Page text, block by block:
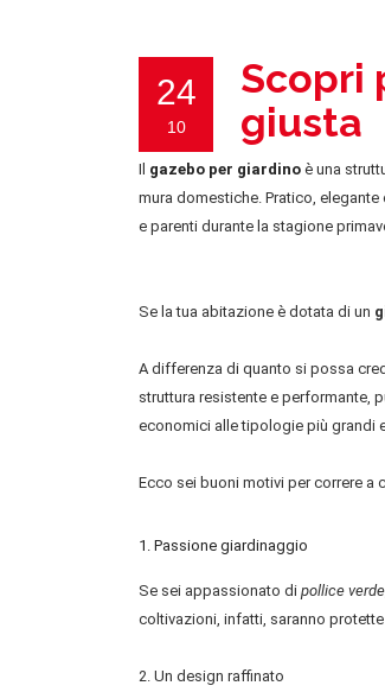
24
10
Scopri
giusta
Il gazebo per giardino è una
mura domestiche. Pratico, elegante
e parenti durante la stagione
Se la tua abitazione è dotata di un
A differenza di quanto si possa
struttura resistente e performante,
economici alle tipologie più grandi
Ecco sei buoni motivi per correre a
1. Passione giardinaggio
Se sei appassionato di pollice verde
coltivazioni, infatti, saranno
2. Un design raffinato